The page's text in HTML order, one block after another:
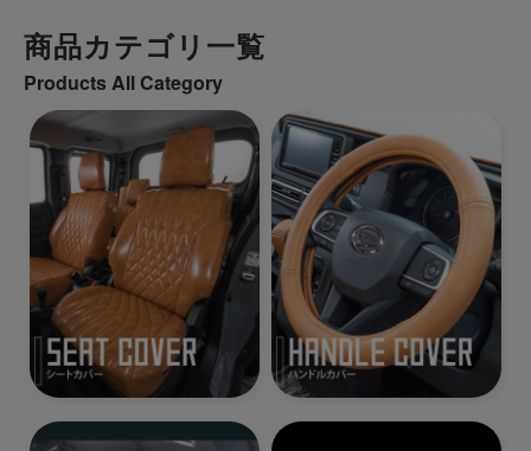
商品カテゴリ一覧
Products All Category